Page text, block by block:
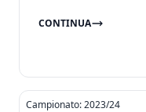
CONTINUA
Campionato: 2023/24